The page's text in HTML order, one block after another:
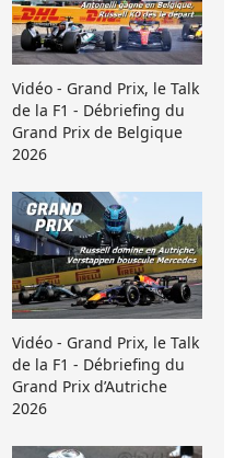
Vidéo - Grand Prix, le Talk
de la F1 - Débriefing du
Grand Prix de Belgique
2026
Vidéo - Grand Prix, le Talk
de la F1 - Débriefing du
Grand Prix d’Autriche
2026